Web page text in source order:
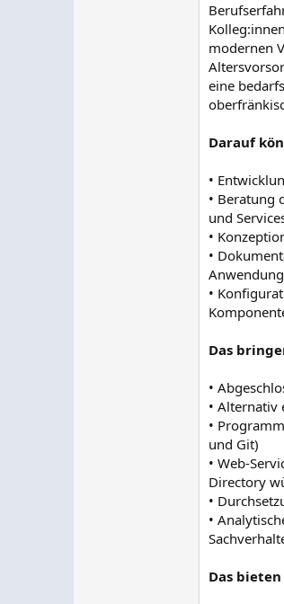
modernen
eine
Darauf
•
• Beratung
und
•
•
•
Das
•
•
•
und Git)
• Web-
Directory
•
•
Das